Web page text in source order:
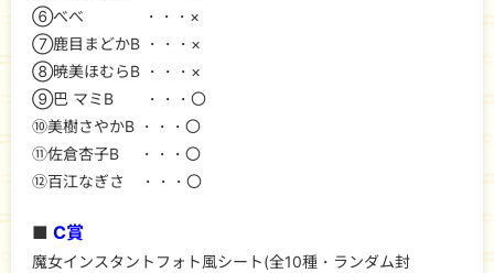
⑥べべ ・・・×
⑦鹿目まどかB ・・・×
⑧暁美ほむらB ・・・×
⑨巴 マミB ・・・〇
⑩美樹さやかB ・・・〇
⑪佐倉杏子B ・・・〇
⑫百江なぎさ ・・・〇
■ C賞
魔女インスタントフォト風シート(全10種・ランダム封